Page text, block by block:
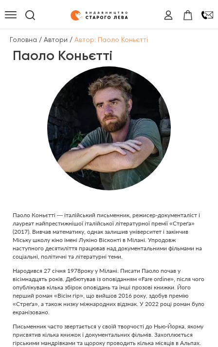
Головна / Автори / Автор: Паоло Коньєтті
Паоло Коньєтті
Паоло Коньєтті — італійський письменник, режисер-документаліст і
лауреат найпрестижнішої італійської літературної премії «Стреґа»
(2017). Вивчав математику, однак залишив університет і закінчив
Міську школу кіно імені Лукіно Вісконті в Мілані. Упродовж
наступного десятиліття працював над документальними фільмами на
соціальні, політичні та літературні теми.
Народився 27 січня 1978року у Мілані. Писати Паоло почав у
вісімнадцять років. Дебютував із оповіданням «Fare ordine», після чого
опублікував кілька збірок оповідань та інші прозові книжки. Його
перший роман «Вісім гір», що вийшов 2016 року, здобув премію
«Стреґа», а також низку міжнародних відзнак. У 2022 році роман було
екранізовано.
Письменник часто звертається у своїй творчості до Нью-Йорка, якому
присвятив кілька книжок і документальних фільмів. Захоплюється
гірськими мандрівками та щороку проводить кілька місяців в Альпах.